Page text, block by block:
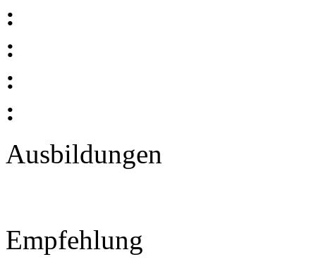
:
:
:
:
Ausbildungen
Empfehlung